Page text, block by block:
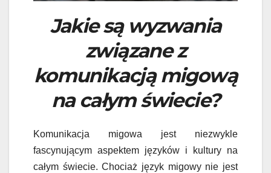
Jakie są wyzwania
związane z
komunikacją migową
na całym świecie?
Komunikacja migowa jest niezwykle
fascynującym aspektem języków i kultury na
całym świecie. Chociaż język migowy nie jest